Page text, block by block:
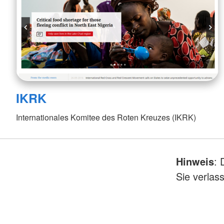
IKRK
Internationales Komitee des Roten Kreuzes (IKRK)
Hinweis:
Sie